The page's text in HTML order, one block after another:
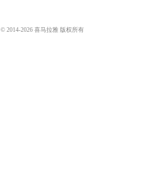
© 2014-2026 喜马拉雅 版权所有